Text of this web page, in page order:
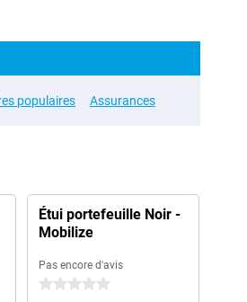
populaires Assurances
Étui portefeuille Noir -
Mobilize
Pas encore d'avis
0 étoiles